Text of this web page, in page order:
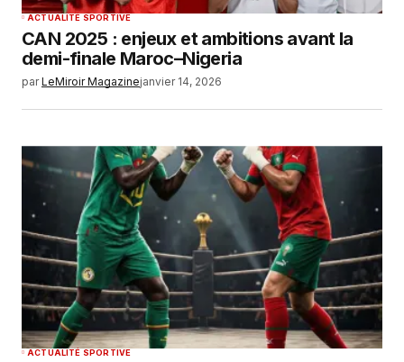
ACTUALITÉ SPORTIVE
CAN 2025 : enjeux et ambitions avant la
demi-finale Maroc–Nigeria
par LeMiroir Magazinejanvier 14, 2026
ACTUALITÉ SPORTIVE